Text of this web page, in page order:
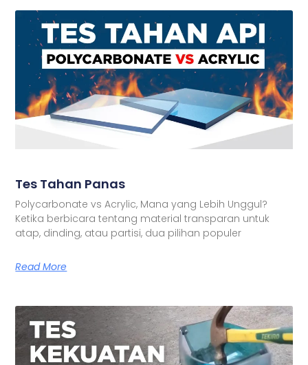
Tes Tahan Panas
Polycarbonate vs Acrylic, Mana yang Lebih Unggul?
Ketika berbicara tentang material transparan untuk
atap, dinding, atau partisi, dua pilihan populer
Read More